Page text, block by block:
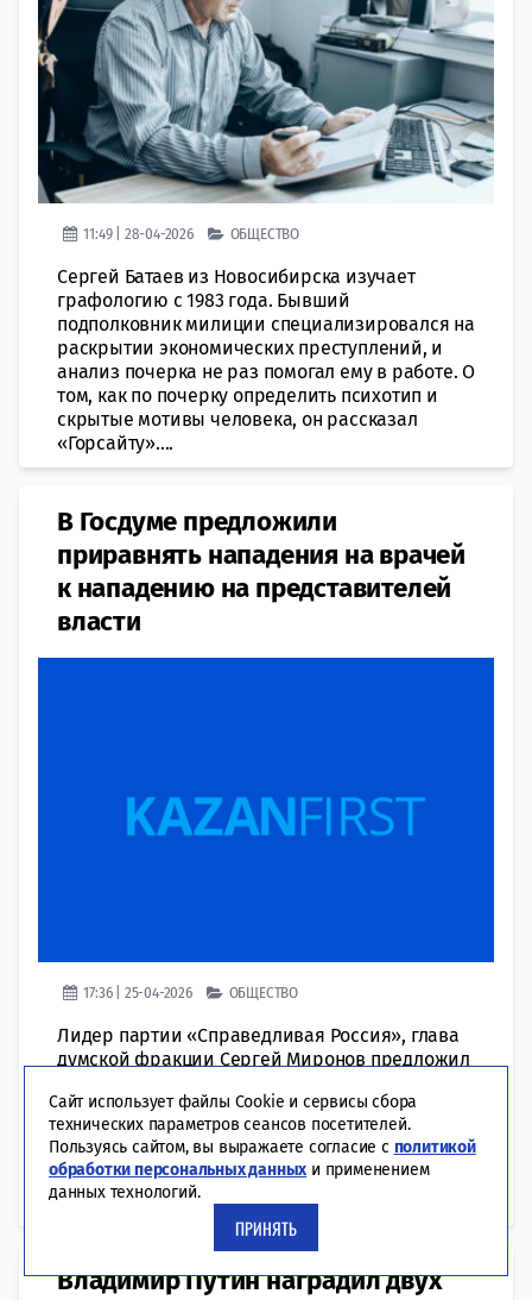
11:49 | 28-04-2026 ОБЩЕСТВО
Сергей Батаев из Новосибирска изучает
графологию с 1983 года. Бывший
подполковник милиции специализировался на
раскрытии экономических преступлений, и
анализ почерка не раз помогал ему в работе. О
том, как по почерку определить психотип и
скрытые мотивы человека, он рассказал
«Горсайту»....
В Госдуме предложили
приравнять нападения на врачей
к нападению на представителей
власти
17:36 | 25-04-2026 ОБЩЕСТВО
Лидер партии «Справедливая Россия», глава
думской фракции Сергей Миронов предложил
медработников и покушение на их жизнь. С
такой инициативой он выступил после
нападения на врачей в Махачкале. Политик
считает, что нападения на медиков
необходимо приравнять...
Владимир Путин наградил двух
Сайт использует файлы Cookie и сервисы сбора
технических параметров сеансов посетителей.
Пользуясь сайтом, вы выражаете согласие с политикой
обработки персональных данных и применением
данных технологий.
ПРИНЯТЬ